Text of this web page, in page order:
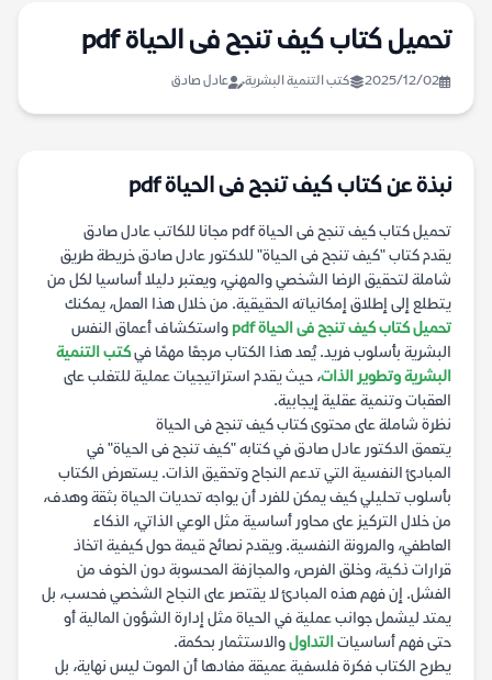
تحميل كتاب كيف تنجح فى الحياة pdf
2025/12/02 كتب التنمية البشرية عادل صادق
نبذة عن كتاب كيف تنجح فى الحياة pdf
تحميل كتاب كيف تنجح فى الحياة pdf مجانا للكاتب عادل صادق
يقدم كتاب "كيف تنجح فى الحياة" للدكتور عادل صادق خريطة طريق
شاملة لتحقيق الرضا الشخصي والمهني، ويعتبر دليلا أساسيا لكل من
يتطلع إلى إطلاق إمكانياته الحقيقية. من خلال هذا العمل، يمكنك
تحميل كتاب كيف تنجح فى الحياة pdf
واستكشاف أعماق النفس
البشرية بأسلوب فريد. يُعد هذا الكتاب مرجعًا مهمًا فيكتب التنمية
البشرية وتطوير الذات، حيث يقدم استراتيجيات عملية للتغلب على
العقبات وتنمية عقلية إيجابية.
نظرة شاملة على محتوى كتاب كيف تنجح فى الحياة
يتعمق الدكتور عادل صادق في كتابه "كيف تنجح فى الحياة" في
المبادئ النفسية التي تدعم النجاح وتحقيق الذات. يستعرض الكتاب
بأسلوب تحليلي كيف يمكن للفرد أن يواجه تحديات الحياة بثقة وهدف،
من خلال التركيز على محاور أساسية مثل الوعي الذاتي، الذكاء
العاطفي، والمرونة النفسية. ويقدم نصائح قيمة حول كيفية اتخاذ
قرارات ذكية، وخلق الفرص، والمجازفة المحسوبة دون الخوف من
الفشل. إن فهم هذه المبادئ لا يقتصر على النجاح الشخصي فحسب، بل
يمتد ليشمل جوانب عملية في الحياة مثل إدارة الشؤون المالية أو
حتى فهم أساسياتالتداولوالاستثمار بحكمة.
يطرح الكتاب فكرة فلسفية عميقة مفادها أن الموت ليس نهاية، بل